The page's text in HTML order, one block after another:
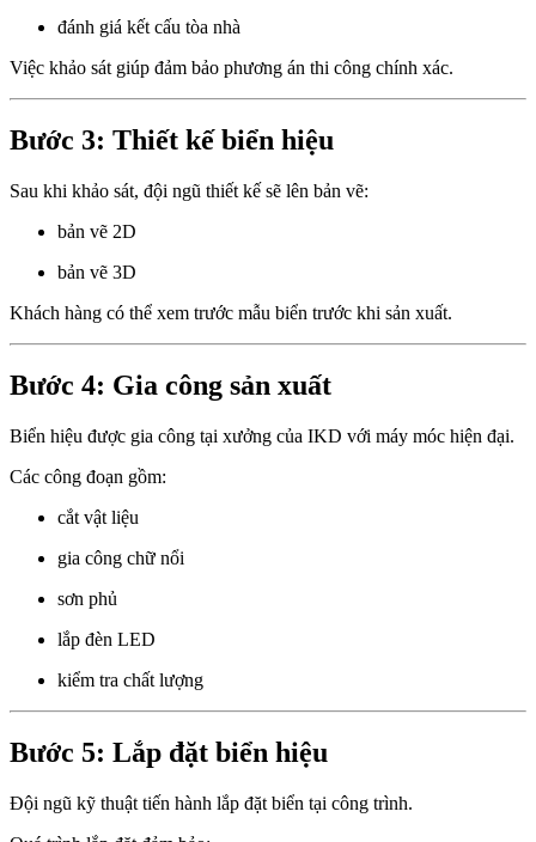
đánh giá kết cấu tòa nhà
Việc khảo sát giúp đảm bảo phương án thi công chính xác.
Bước 3: Thiết kế biển hiệu
Sau khi khảo sát, đội ngũ thiết kế sẽ lên bản vẽ:
bản vẽ 2D
bản vẽ 3D
Khách hàng có thể xem trước mẫu biển trước khi sản xuất.
Bước 4: Gia công sản xuất
Biển hiệu được gia công tại xưởng của IKD với máy móc hiện đại.
Các công đoạn gồm:
cắt vật liệu
gia công chữ nổi
sơn phủ
lắp đèn LED
kiểm tra chất lượng
Bước 5: Lắp đặt biển hiệu
Đội ngũ kỹ thuật tiến hành lắp đặt biển tại công trình.